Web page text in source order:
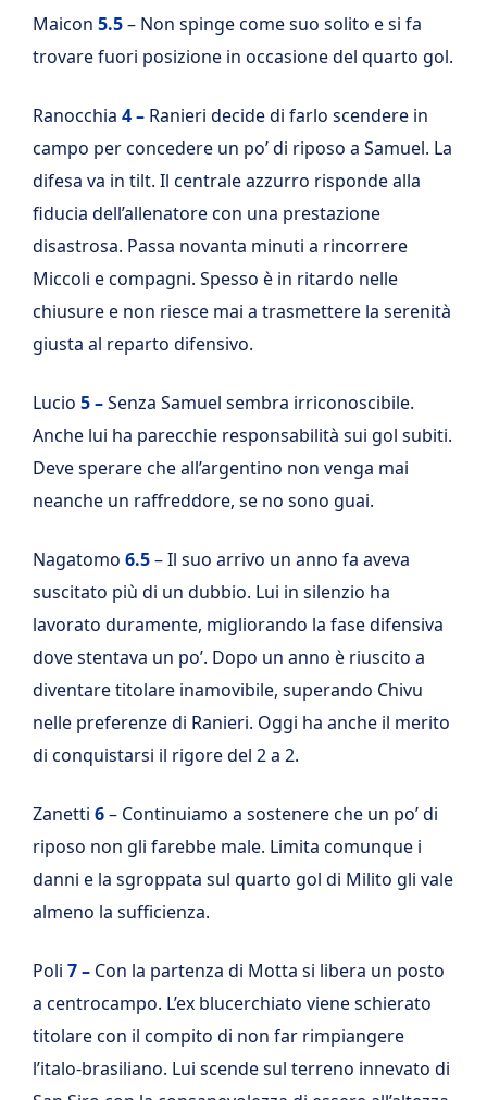
Maicon 5.5– Non spinge come suo solito e si fa
trovare fuori posizione in occasione del quarto gol.
Ranocchia 4 – Ranieri decide di farlo scendere in
campo per concedere un po’ di riposo a Samuel. La
difesa va in tilt. Il centrale azzurro risponde alla
fiducia dell’allenatore con una prestazione
disastrosa. Passa novanta minuti a rincorrere
Miccoli e compagni. Spesso è in ritardo nelle
chiusure e non riesce mai a trasmettere la serenità
giusta al reparto difensivo.
Lucio 5 –Senza Samuel sembra irriconoscibile.
Anche lui ha parecchie responsabilità sui gol subiti.
Deve sperare che all’argentino non venga mai
neanche un raffreddore, se no sono guai.
Nagatomo 6.5– Il suo arrivo un anno fa aveva
suscitato più di un dubbio. Lui in silenzio ha
lavorato duramente, migliorando la fase difensiva
dove stentava un po’. Dopo un anno è riuscito a
diventare titolare inamovibile, superando Chivu
nelle preferenze di Ranieri. Oggi ha anche il merito
di conquistarsi il rigore del 2 a 2.
Zanetti 6– Continuiamo a sostenere che un po’ di
riposo non gli farebbe male. Limita comunque i
danni e la sgroppata sul quarto gol di Milito gli vale
almeno la sufficienza.
Poli 7 – Con la partenza di Motta si libera un posto
a centrocampo. L’ex blucerchiato viene schierato
titolare con il compito di non far rimpiangere
l’italo-brasiliano. Lui scende sul terreno innevato di